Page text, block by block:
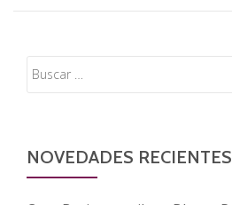
NOVEDADES RECIENTES